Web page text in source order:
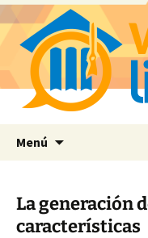
Menú
La generación
características